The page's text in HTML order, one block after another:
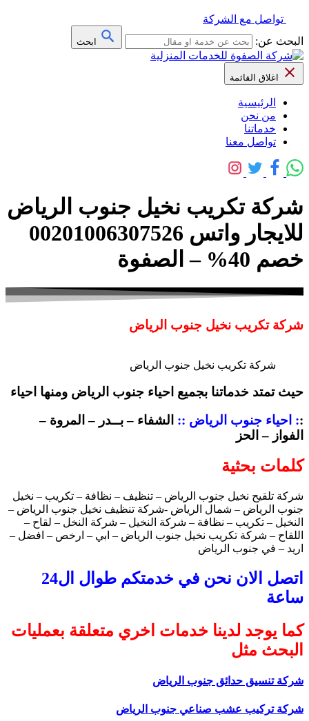
تواصل مع الشركة
البحث عن:
ابحث
اغلاق القائمة
الرئيسية
من نحن
خدماتنا
تواصل معنا
شركة تكريب نخيل جنوب الرياض
للايجار واتس 00201006307526
خصم 40% – الصفوة
شركة تكريب نخيل جنوب الرياض
شركة تكريب نخيل جنوب الرياض
حيث تمتد خدماتنا بجميع احياء جنوب الرياض ومنها احياء
:: احياء جنوب الرياض :: الشفاء – بــدر – المروة –
الفواز – الحز
كلمات بحثية
شركة تلقيح نخيل جنوب الرياض – تنظيف – نظافة – تكريب – نخيل
جنوب الرياض – شمال الرياض -شركة تنظيف نخيل جنوب الرياض –
النخيل – تكريب – نظافة – شركة النخيل – شركة النخل – لقاح –
اللقاح – شركة تكريب نخيل جنوب الرياض – ابي – ارخص – افضل –
اريد – في جنوب الرياض
اتصل الان نحن في خدمتكم طوال ال24
ساعة
كما يوجد لدينا خدمات اخري متعلقة بعمليات
البحث مثل
شركة تنسيق حدائق جنوب الرياض
شركة تركيب عشب صناعي جنوب الرياض